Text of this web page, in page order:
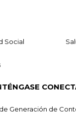
Social
Generación de